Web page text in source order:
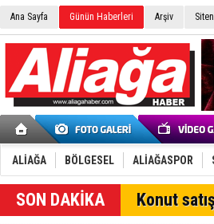
Ana Sayfa Günün Haberleri Arşiv
ALİAĞA BÖLGESEL ALİAĞASPOR
SON DAKİKA Konut